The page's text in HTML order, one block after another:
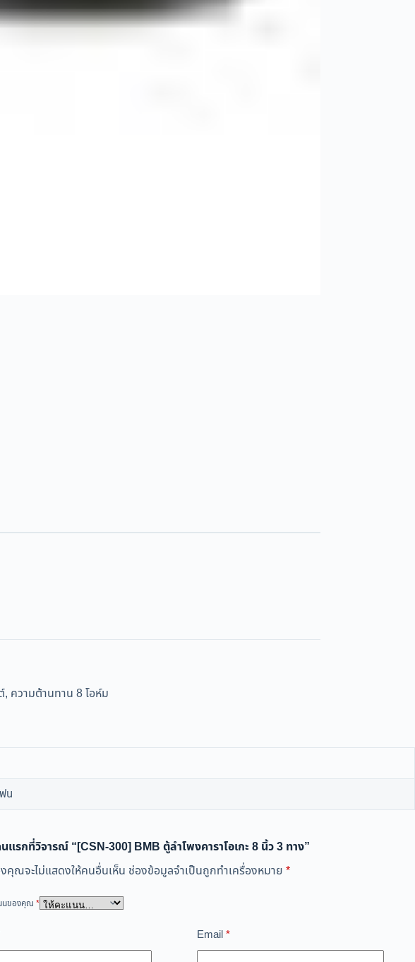
ความต้านทาน 8 โอห์ม
น
แรกที่วิจารณ์ “[CSN-300] BMB ตู้ลำโพงคาราโอเกะ 8 นิ้ว 3 ทาง”
คุณจะไม่แสดงให้คนอื่นเห็น ช่องข้อมูลจำเป็นถูกทำเครื่องหมาย *
นของคุณ *
Email*